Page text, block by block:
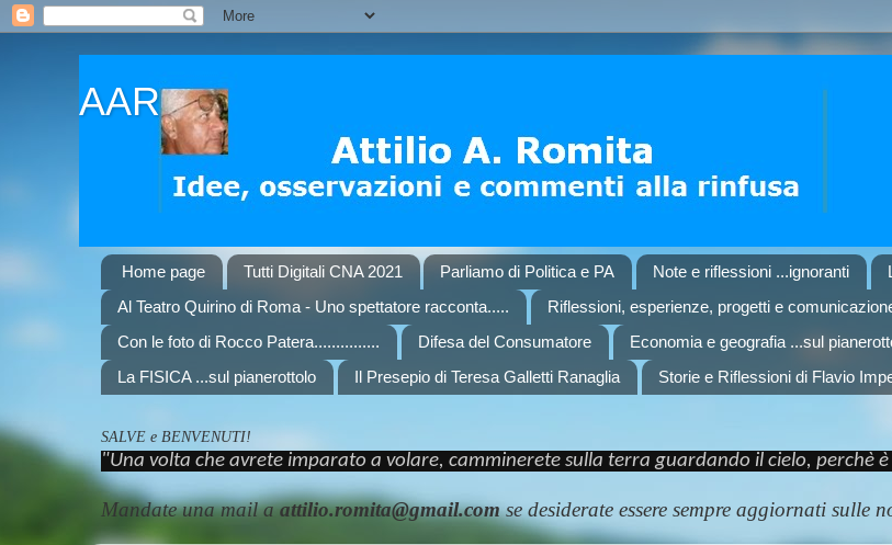
AAR
Home page Tutti Digitali CNA 2021 Parliamo di Politica e PA Note e riflessioni ...ignoranti
Al Teatro Quirino di Roma - Uno spettatore racconta.....
Riflessioni, esperienze, progetti e
Con le foto di Rocco Patera...............
Difesa del Consumatore Economia e geografia ...sul
La FISICA ...sul pianerottolo
Il Presepio di Teresa Galletti Ranaglia Storie e Riflessioni di Flavio
SALVE e BENVENUTI!
"Una volta che avrete imparato a volare, camminerete sulla terra guardando il cielo, perchè
Mandate una mail aattilio.romita@gmail.comse desiderate essere sempre aggiornati sulle